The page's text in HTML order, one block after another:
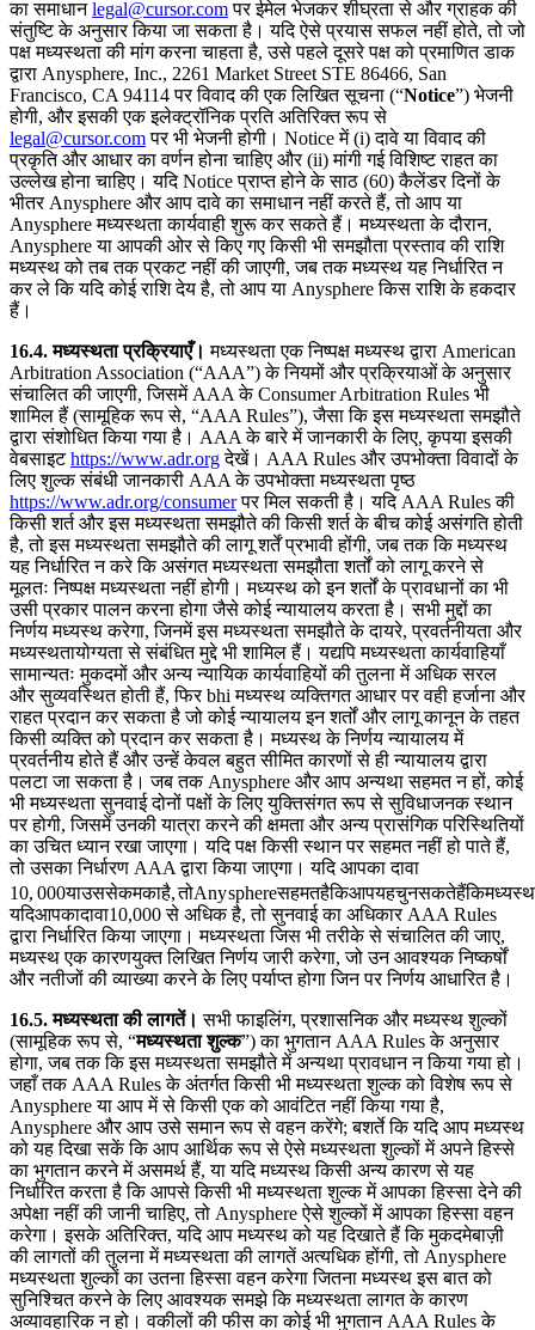
का समाधानlegal@cursor.comपर ईमेल भेजकर शीघ्रता से और ग्राहक की
संतुष्टि के अनुसार किया जा सकता है। यदि ऐसे प्रयास सफल नहीं होते, तो जो
पक्ष मध्यस्थता की मांग करना चाहता है, उसे पहले दूसरे पक्ष को प्रमाणित डाक
द्वारा Anysphere, Inc., 2261 Market Street STE 86466, San
Francisco, CA 94114 पर विवाद की एक लिखित सूचना (“Notice”) भेजनी
होगी, और इसकी एक इलेक्ट्रॉनिक प्रति अतिरिक्त रूप से
legal@cursor.comपर भी भेजनी होगी। Notice में (i) दावे या विवाद की
प्रकृति और आधार का वर्णन होना चाहिए और (ii) मांगी गई विशिष्ट राहत का
उल्लेख होना चाहिए। यदि Notice प्राप्त होने के साठ (60) कैलेंडर दिनों के
भीतर Anysphere और आप दावे का समाधान नहीं करते हैं, तो आप या
Anysphere मध्यस्थता कार्यवाही शुरू कर सकते हैं। मध्यस्थता के दौरान,
Anysphere या आपकी ओर से किए गए किसी भी समझौता प्रस्ताव की राशि
मध्यस्थ को तब तक प्रकट नहीं की जाएगी, जब तक मध्यस्थ यह निर्धारित न
कर ले कि यदि कोई राशि देय है, तो आप या Anysphere किस राशि के हकदार
हैं।
16.4. मध्यस्थता प्रक्रियाएँ। मध्यस्थता एक निष्पक्ष मध्यस्थ द्वारा American
Arbitration Association (“AAA”) के नियमों और प्रक्रियाओं के अनुसार
संचालित की जाएगी, जिसमें AAA के Consumer Arbitration Rules भी
शामिल हैं (सामूहिक रूप से, “AAA Rules”), जैसा कि इस मध्यस्थता समझौते
द्वारा संशोधित किया गया है। AAA के बारे में जानकारी के लिए, कृपया इसकी
वेबसाइटhttps://www.adr.orgदेखें। AAA Rules और उपभोक्ता विवादों के
लिए शुल्क संबंधी जानकारी AAA के उपभोक्ता मध्यस्थता पृष्ठ
https://www.adr.org/consumerपर मिल सकती है। यदि AAA Rules की
किसी शर्त और इस मध्यस्थता समझौते की किसी शर्त के बीच कोई असंगति होती
है, तो इस मध्यस्थता समझौते की लागू शर्तें प्रभावी होंगी, जब तक कि मध्यस्थ
यह निर्धारित न करे कि असंगत मध्यस्थता समझौता शर्तों को लागू करने से
मूलतः निष्पक्ष मध्यस्थता नहीं होगी। मध्यस्थ को इन शर्तों के प्रावधानों का भी
उसी प्रकार पालन करना होगा जैसे कोई न्यायालय करता है। सभी मुद्दों का
निर्णय मध्यस्थ करेगा, जिनमें इस मध्यस्थता समझौते के दायरे, प्रवर्तनीयता और
मध्यस्थतायोग्यता से संबंधित मुद्दे भी शामिल हैं। यद्यपि मध्यस्थता कार्यवाहियाँ
सामान्यतः मुकदमों और अन्य न्यायिक कार्यवाहियों की तुलना में अधिक सरल
और सुव्यवस्थित होती हैं, फिर bhi मध्यस्थ व्यक्तिगत आधार पर वही हर्जाना और
राहत प्रदान कर सकता है जो कोई न्यायालय इन शर्तों और लागू कानून के तहत
किसी व्यक्ति को प्रदान कर सकता है। मध्यस्थ के निर्णय न्यायालय में
प्रवर्तनीय होते हैं और उन्हें केवल बहुत सीमित कारणों से ही न्यायालय द्वारा
पलटा जा सकता है। जब तक Anysphere और आप अन्यथा सहमत न हों, कोई
भी मध्यस्थता सुनवाई दोनों पक्षों के लिए युक्तिसंगत रूप से सुविधाजनक स्थान
पर होगी, जिसमें उनकी यात्रा करने की क्षमता और अन्य प्रासंगिक परिस्थितियों
का उचित ध्यान रखा जाएगा। यदि पक्ष किसी स्थान पर सहमत नहीं हो पाते हैं,
तो उसका निर्धारण AAA द्वारा किया जाएगा। यदि आपका दावा
10, 000याउससेकमकाहै,तोAnysphere
यदिआपकादावा10,000 से अधिक है, तो सुनवाई का अधिकार AAA Rules
द्वारा निर्धारित किया जाएगा। मध्यस्थता जिस भी तरीके से संचालित की जाए,
मध्यस्थ एक कारणयुक्त लिखित निर्णय जारी करेगा, जो उन आवश्यक निष्कर्षों
और नतीजों की व्याख्या करने के लिए पर्याप्त होगा जिन पर निर्णय आधारित है।
16.5. मध्यस्थता की लागतें। सभी फाइलिंग, प्रशासनिक और मध्यस्थ शुल्कों
(सामूहिक रूप से, “मध्यस्थता शुल्क”) का भुगतान AAA Rules के अनुसार
होगा, जब तक कि इस मध्यस्थता समझौते में अन्यथा प्रावधान न किया गया हो।
जहाँ तक AAA Rules के अंतर्गत किसी भी मध्यस्थता शुल्क को विशेष रूप से
Anysphere या आप में से किसी एक को आवंटित नहीं किया गया है,
Anysphere और आप उसे समान रूप से वहन करेंगे; बशर्ते कि यदि आप मध्यस्थ
को यह दिखा सकें कि आप आर्थिक रूप से ऐसे मध्यस्थता शुल्कों में अपने हिस्से
का भुगतान करने में असमर्थ हैं, या यदि मध्यस्थ किसी अन्य कारण से यह
निर्धारित करता है कि आपसे किसी भी मध्यस्थता शुल्क में आपका हिस्सा देने की
अपेक्षा नहीं की जानी चाहिए, तो Anysphere ऐसे शुल्कों में आपका हिस्सा वहन
करेगा। इसके अतिरिक्त, यदि आप मध्यस्थ को यह दिखाते हैं कि मुकदमेबाज़ी
की लागतों की तुलना में मध्यस्थता की लागतें अत्यधिक होंगी, तो Anysphere
मध्यस्थता शुल्कों का उतना हिस्सा वहन करेगा जितना मध्यस्थ इस बात को
सुनिश्चित करने के लिए आवश्यक समझे कि मध्यस्थता लागत के कारण
अव्यावहारिक न हो। वकीलों की फीस का कोई भी भुगतान AAA Rules के